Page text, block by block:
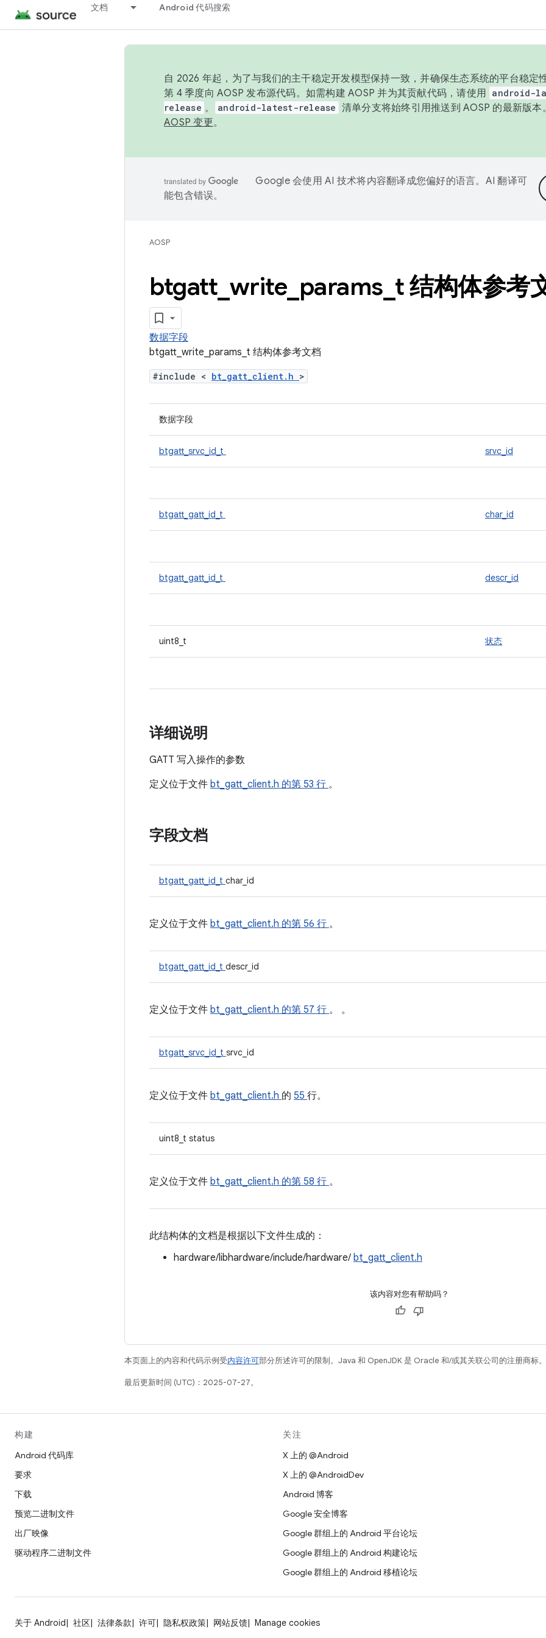
文档 Android 代码搜索
自 2026 年起，为了与我们的主干稳定开发模型保持一致，并确保生态系统的平台稳定
第 4 季度向 AOSP 发布源代码。如需构建 AOSP 并为其贡献代码，请使用 android-
release 。 android-latest-release 清单分支将始终引用推送到 AOSP 的最新版
AOSP 变更。
Google 会使用 AI 技术将内容翻译成您偏好的语言。AI 翻译可
能包含错误。
AOSP
btgatt write params t 结构体参考
数据字段
btgatt_write_params_t 结构体参考文档
#include < bt_gatt_client.h >
数据字段
btgatt_srvc_id_t srvc_id
btgatt_gatt_id_t char_id
btgatt_gatt_id_t descr_id
uint8_t 状态
详细说明
GATT 写入操作的参数
定义位于文件 bt_gatt_client.h 的第 53 行 。
字段文档
btgatt_gatt_id_t char_id
定义位于文件 bt_gatt_client.h 的第 56 行 。
btgatt_gatt_id_t descr_id
定义位于文件 bt_gatt_client.h 的第 57 行 。 。
btgatt_srvc_id_t srvc_id
定义位于文件 bt_gatt_client.h 的 55 行。
uint8_t status
定义位于文件 bt_gatt_client.h 的第 58 行 。
此结构体的文档是根据以下文件生成的：
hardware/libhardware/include/hardware/ bt_gatt_client.h
该内容对您有帮助吗？
本页面上的内容和代码示例受内容许可部分所述许可的限制。Java 和 OpenJDK 是 Oracle 和/或其关联公司的注册商标。
最后更新时间 (UTC)：2025-07-27。
构建
Android 代码库
要求
下载
预览二进制文件
出厂映像
驱动程序二进制文件
关注
X 上的 @Android
X 上的 @AndroidDev
Android 博客
Google 安全博客
Google 群组上的 Android 平台论坛
Google 群组上的 Android 构建论坛
Google 群组上的 Android 移植论坛
关于 Android 社区 法律条款 许可 隐私权政策 网站反馈 Manage cookies